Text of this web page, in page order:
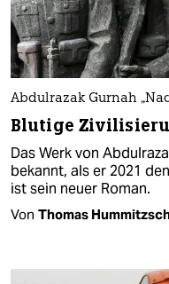
Abdulrazak Gurnah
Blutige
Das Werk von
bekannt, als er 2021
ist sein neuer Roman.
Von Thomas